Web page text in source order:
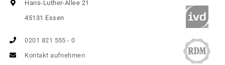
Hans-Luther-Allee 21
45131 Essen
0201 821 555 - 0
Kontakt aufnehmen